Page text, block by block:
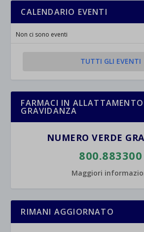
CALENDARIO EVENTI
Non ci sono eventi
TUTTI GLI EVENTI
FARMACI IN ALLATTAMENTO
GRAVIDANZA
NUMERO VERDE
800.883300
Maggiori
RIMANI AGGIORNATO